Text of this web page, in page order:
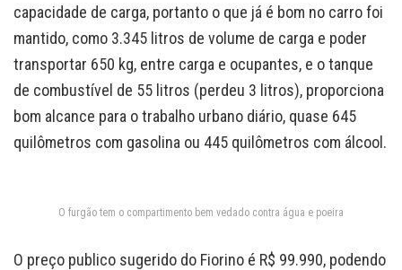
capacidade de carga, portanto o que já é bom no carro foi
mantido, como 3.345 litros de volume de carga e poder
transportar 650 kg, entre carga e ocupantes, e o tanque
de combustível de 55 litros (perdeu 3 litros), proporciona
bom alcance para o trabalho urbano diário, quase 645
quilômetros com gasolina ou 445 quilômetros com álcool.
O furgão tem o compartimento bem vedado contra água e poeira
O preço publico sugerido do Fiorino é R$ 99.990, podendo